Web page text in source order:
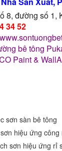
8, đường số 1,
34 52
bê tông
Paint &
sơn sàn bê tông
hiệu ứng công
sơn hiệu ứng rỉ